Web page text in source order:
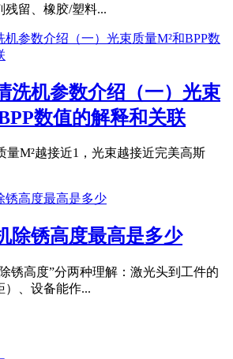
残留、橡胶/塑料...
洗机参数介绍（一）光束
数值的解释和关联
量M²越接近1，光束越接近完美高斯
除锈高度最高是多少
锈高度”分两种理解：激光头到工件的
）、设备能作...